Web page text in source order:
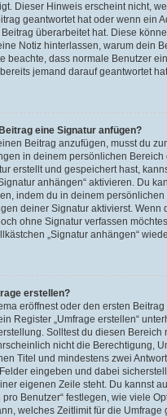
Dieser Hinweis erscheint nicht,
geantwortet hat oder wenn ein
überarbeitet hat. Diese
Notiz hinterlassen, warum dein
beachte, dass normale Benutzer
jemand darauf geantwortet
eine Signatur anfügen?
Beitrag anzufügen, musst du
in deinem persönlichen Bereich
erstellt und gespeichert hast,
anhängen“ aktivieren. Du
indem du in deinem
deiner Signatur aktivierst. Wenn
ohne Signatur verfassen
„Signatur anhängen“
erstellen?
eröffnest oder den ersten
Register „Umfrage erstellen“
Solltest du diesen Bereich
nicht die Berechtigung,
Titel und mindestens zwei
eingeben und dabei
eigenen Zeile steht. Du kannst
Benutzer“ festlegen, wie viele
welches Zeitlimit für die Umfrage